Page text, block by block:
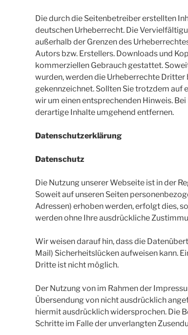
Die durch die Seitenbetreiber erstellten
deutschen Urheberrecht. Die
außerhalb der Grenzen des
Autors bzw. Erstellers. Downloads und
kommerziellen Gebrauch gestattet.
wurden, werden die Urheberrechte
gekennzeichnet. Sollten Sie trotzdem
wir um einen entsprechenden Hinweis.
derartige Inhalte umgehend entfernen.
Datenschutzerklärung
Datenschutz
Die Nutzung unserer Webseite ist in der
Soweit auf unseren Seiten
Adressen) erhoben werden, erfolgt dies,
werden ohne Ihre ausdrückliche
Wir weisen darauf hin, dass die
Mail) Sicherheitslücken aufweisen kann.
Dritte ist nicht möglich.
Der Nutzung von im Rahmen der
Übersendung von nicht ausdrücklich
hiermit ausdrücklich widersprochen. Die
Schritte im Falle der unverlangten